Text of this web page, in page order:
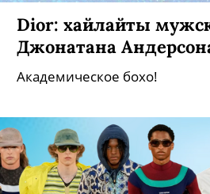
Dior: хайлайты
Джонатана
Академическое бохо!